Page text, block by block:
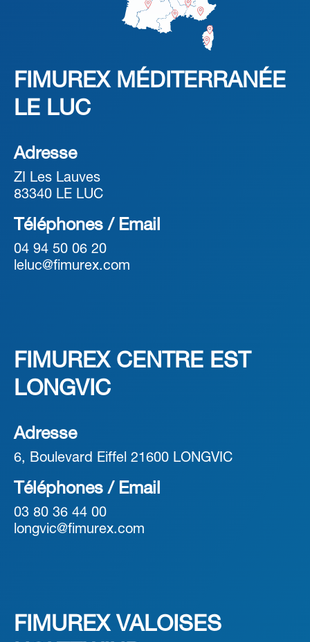
FIMUREX MÉDITERRANÉE
LE LUC
Adresse
ZI Les Lauves
83340 LE LUC
Téléphones / Email
04 94 50 06 20
leluc@fimurex.com
FIMUREX CENTRE EST
LONGVIC
Adresse
6, Boulevard Eiffel 21600 LONGVIC
Téléphones / Email
03 80 36 44 00
longvic@fimurex.com
FIMUREX VALOISES